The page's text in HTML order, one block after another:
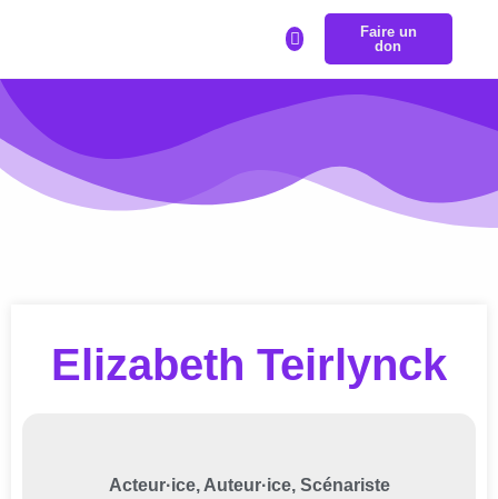
Faire un
don
Elizabeth Teirlynck
Acteur·ice, Auteur·ice, Scénariste